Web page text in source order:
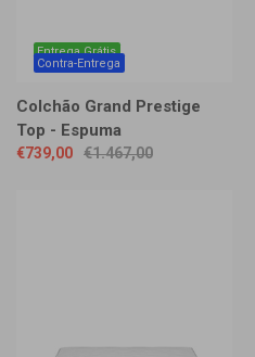
Entrega Grátis
Contra-Entrega
Colchão Grand Prestige
Top - Espuma
€739,00 €1.467,00